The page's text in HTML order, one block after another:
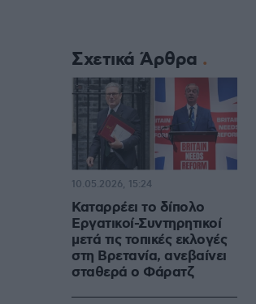
Σχετικά Άρθρα
Καταρρέει το δίπολο
Εργατικοί-Συντηρητικοί
μετά τις τοπικές εκλογές
στη Βρετανία, ανεβαίνει
σταθερά ο Φάρατζ
10.05.2026, 15:24